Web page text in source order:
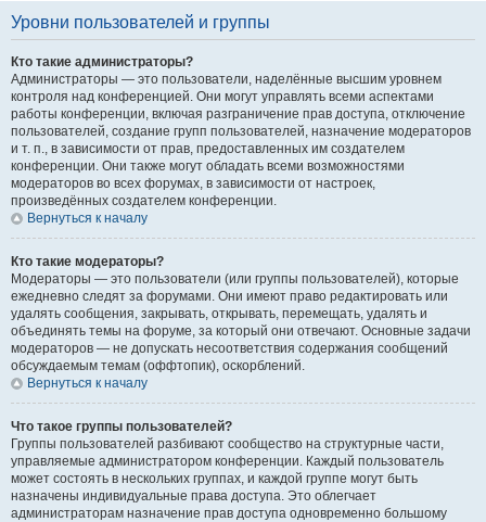
Уровни пользователей и группы
Кто такие администраторы?
Администраторы — это пользователи, наделённые высшим уровнем
контроля над конференцией. Они могут управлять всеми аспектами
работы конференции, включая разграничение прав доступа, отключение
пользователей, создание групп пользователей, назначение модераторов
и т. п., в зависимости от прав, предоставленных им создателем
конференции. Они также могут обладать всеми возможностями
модераторов во всех форумах, в зависимости от настроек,
произведённых создателем конференции.
Вернуться к началу
Кто такие модераторы?
Модераторы — это пользователи (или группы пользователей), которые
ежедневно следят за форумами. Они имеют право редактировать или
удалять сообщения, закрывать, открывать, перемещать, удалять и
объединять темы на форуме, за который они отвечают. Основные задачи
модераторов — не допускать несоответствия содержания сообщений
обсуждаемым темам (оффтопик), оскорблений.
Вернуться к началу
Что такое группы пользователей?
Группы пользователей разбивают сообщество на структурные части,
управляемые администратором конференции. Каждый пользователь
может состоять в нескольких группах, и каждой группе могут быть
назначены индивидуальные права доступа. Это облегчает
администраторам назначение прав доступа одновременно большому